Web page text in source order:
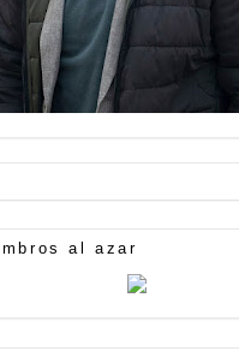
al azar